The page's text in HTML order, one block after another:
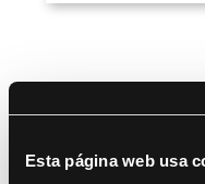
Esta página web usa